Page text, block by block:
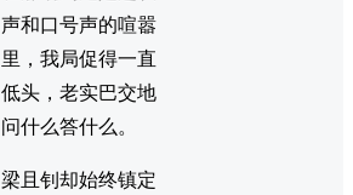
声和口号声的喧嚣
里，我局促得一直
低头，老实巴交地
问什么答什么。
梁且钊却始终镇定